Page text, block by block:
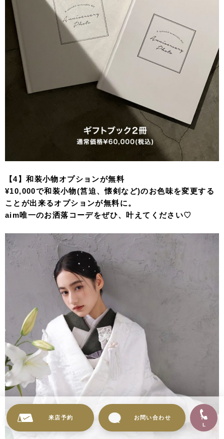
【4】和装小物オプションが無料
¥10,000で和装小物(筥迫、懐剣など)のお色味を変更する
ことが出来るオプションが無料に。
aim唯一のお洒落コーデをぜひ、叶えてください♡
来店予約 お問い合わせ
TE
L